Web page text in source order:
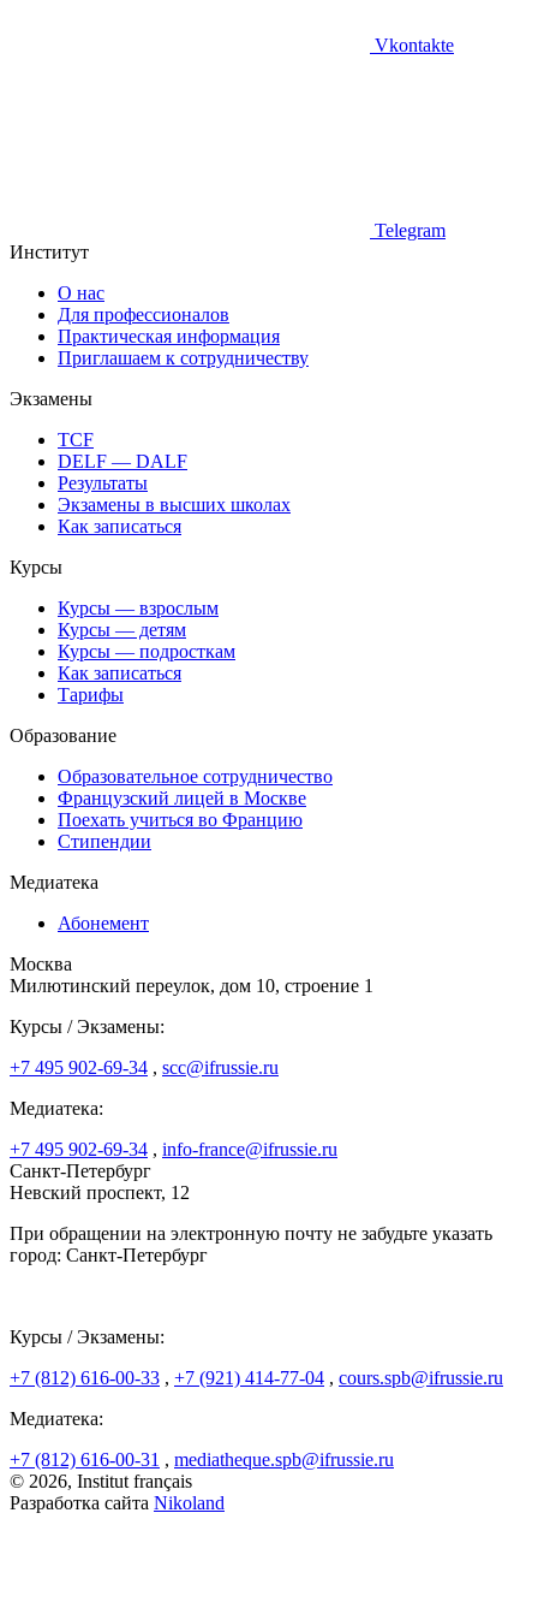
Vkontakte
Telegram
Институт
О нас
Для профессионалов
Практическая информация
Приглашаем к сотрудничеству
Экзамены
TCF
DELF — DALF
Результаты
Экзамены в высших школах
Как записаться
Курсы
Курсы — взрослым
Курсы — детям
Курсы — подросткам
Как записаться
Тарифы
Образование
Образовательное сотрудничество
Французский лицей в Москве
Поехать учиться во Францию
Стипендии
Медиатека
Абонемент
Москва
Милютинский переулок, дом 10, строение 1
Курсы / Экзамены:
+7 495 902-69-34 , scc@ifrussie.ru
Медиатека:
+7 495 902-69-34 , info-france@ifrussie.ru
Санкт-Петербург
Невский проспект, 12
При обращении на электронную почту не забудьте указать
город: Санкт-Петербург
Курсы / Экзамены:
+7 (812) 616-00-33 , +7 (921) 414-77-04 , cours.spb@ifrussie.ru
Медиатека:
+7 (812) 616-00-31 , mediatheque.spb@ifrussie.ru
© 2026, Institut français
Разработка сайта Nikoland